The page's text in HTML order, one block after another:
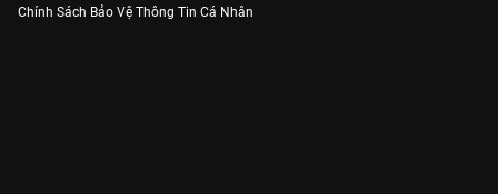
Chính Sách Bảo Vệ Thông Tin Cá Nhân